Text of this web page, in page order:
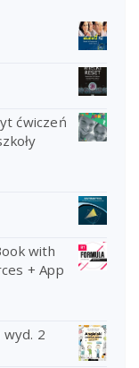
ćwiczeń
with
+ App
wyd. 2